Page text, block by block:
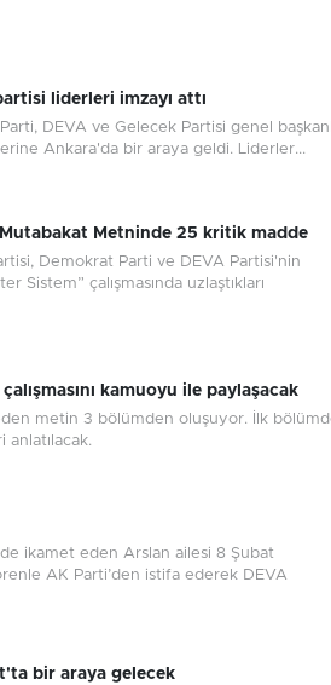
liderleri imzayı attı
DEVA ve Gelecek Partisi genel
Ankara'da bir araya geldi. Liderler...
Metninde 25 kritik madde
Demokrat Parti ve DEVA Partisi'nin
Sistem” çalışmasında uzlaştıkları
kamuoyu ile paylaşacak
metin 3 bölümden oluşuyor. İlk
ikamet eden Arslan ailesi 8 Şubat
AK Parti’den istifa ederek DEVA
bir araya gelecek